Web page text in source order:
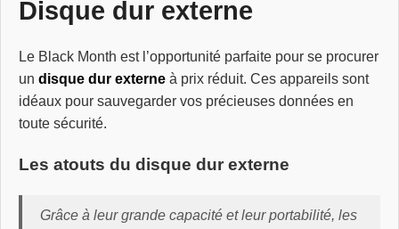
Disque dur externe
Le Black Month est l’opportunité parfaite pour se procurer
un disque dur externe à prix réduit. Ces appareils sont
idéaux pour sauvegarder vos précieuses données en
toute sécurité.
Les atouts du disque dur externe
Grâce à leur grande capacité et leur portabilité, les